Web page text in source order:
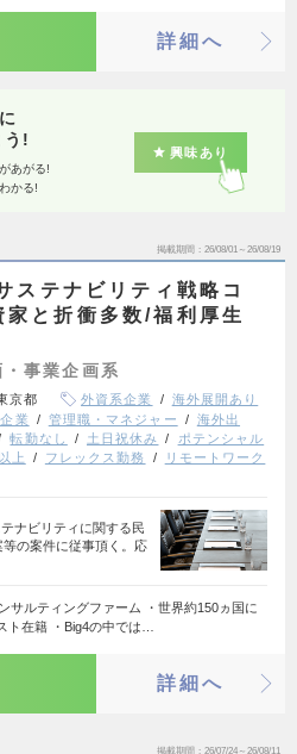
詳細へ
う!
あがる!
かる!
興味あり
掲載期間 26/08/01～26/08/19
テナビリティ戦略コ
と折衝多数/福利厚生
事業企画系
京都 外資系企業
海外展開あり
業 管理職・マネジャー
海外出
転勤なし 土日祝休み
ポテンシャル
上 フレックス勤務
リモートワーク
ナビリティに関する民
の案件に従事頂く。応
サルティングファーム ・世界約150ヵ国に
ト在籍 ・Big4の中では…
詳細へ
掲載期間 26/07/24～26/08/11